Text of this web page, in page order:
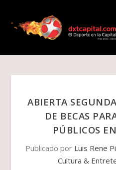
ABIERTA
DE BECAS
PÚBLICOS
Publicado por Luis Rene
Cultura &